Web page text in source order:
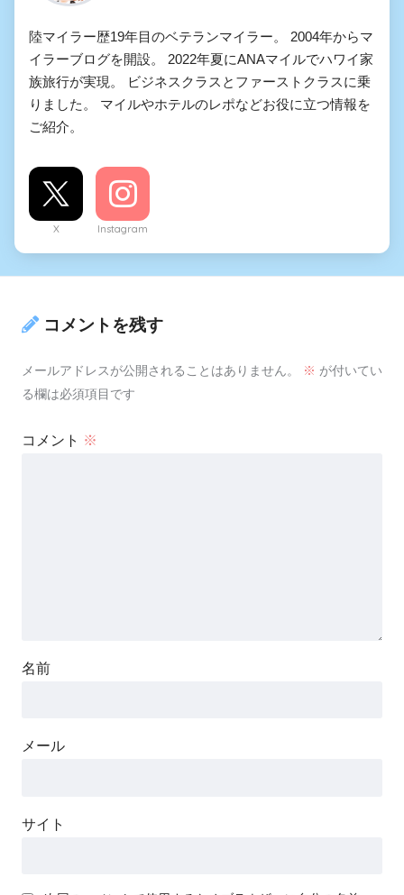
陸マイラー歴19年目のベテランマイラー。 2004年からマ
イラーブログを開設。 2022年夏にANAマイルでハワイ家
族旅行が実現。 ビジネスクラスとファーストクラスに乗
りました。 マイルやホテルのレポなどお役に立つ情報を
ご紹介。
X Instagram
コメントを残す
メールアドレスが公開されることはありません。 ※ が付いてい
る欄は必須項目です
コメント ※
名前
メール
サイト